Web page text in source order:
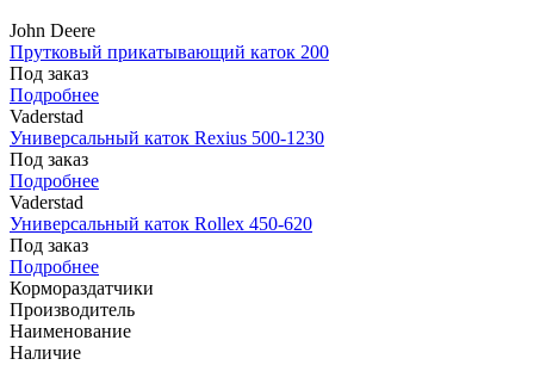
John Deere
Прутковый прикатывающий каток 200
Под заказ
Подробнее
Vaderstad
Универсальный каток Rexius 500-1230
Под заказ
Подробнее
Vaderstad
Универсальный каток Rollex 450-620
Под заказ
Подробнее
Кормораздатчики
Производитель
Наименование
Наличие